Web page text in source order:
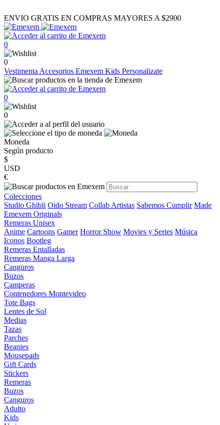
ENVIO GRATIS EN COMPRAS MAYORES A $2900
0
0
Vestimenta Accesorios Emexem Kids Personalizate
0
0
Moneda
Según producto
$
USD
€
Colecciones
Studio Ghibli Oido Stream Collab Artistas Sabemos Cumplir Made
Emexem Originals
Remeras Unisex
Anime Cartoons Gamer Horror Show Movies y Series Música
Iconos Bootleg
Remeras Entalladas
Remeras Manga Larga
Canguros
Buzos
Camperas
Contenedores Montevideo
Tote Bags
Lentes de Sol
Medias
Tazas
Parches
Beanies
Mousepads
Gift Cards
Stickers
Remeras
Buzos
Canguros
Adulto
Kids